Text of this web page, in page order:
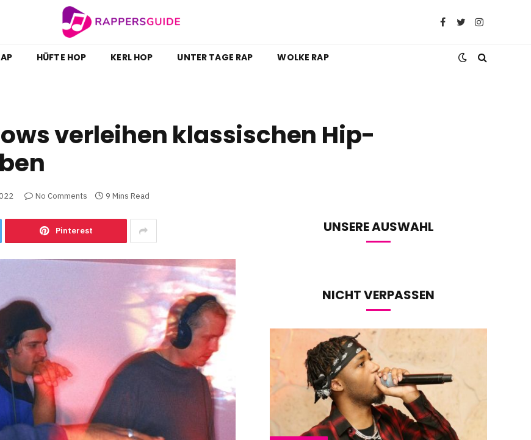
Facebook
TwitterInstagram
HÜFTE HOP KERL HOP UNTER TAGE RAP WOLKE RAP
verleihen klassischen Hip-
No Comments 9 Mins Read
Pinterest UNSERE AUSWAHL
NICHT VERPASSEN